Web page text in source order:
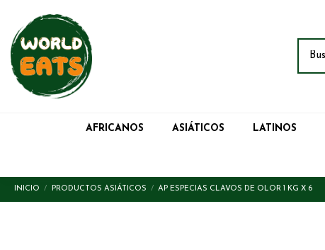
AFRICANOS ASIÁTICOS LATINOS
INICIO PRODUCTOS ASIÁTICOS AP ESPECIAS CLAVOS DE OLOR 1 KG X 6